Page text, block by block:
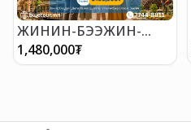
ЖИНИН-БЭЭЖИН-
ЖАНЧХҮҮ АЯЛАЛ
1,480,000₮